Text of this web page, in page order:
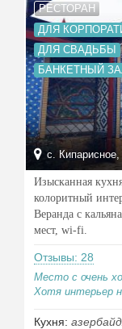
РЕСТОРАН
ДЛЯ
ДЛЯ СВАДЬБЫ
БАНКЕТНЫЙ
с.
Изысканная
колоритный
Веранда с
мест, wi-fi.
Отзывы: 28
Место с очень
Хотя интерьер
Кухня: